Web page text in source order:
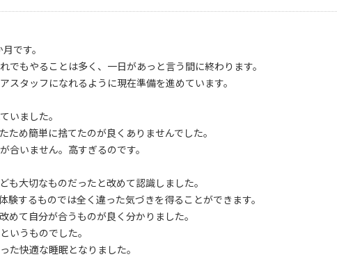
です。
でもやることは多く、一日があっと言う間に終わります。
スタッフになれるように現在準備を進めています。
いました。
ため簡単に捨てたのが良くありませんでした。
合いません。高すぎるのです。
も大切なものだったと改めて認識しました。
験するものでは全く違った気づきを得ることができます。
めて自分が合うものが良く分かりました。
いうものでした。
た快適な睡眠となりました。